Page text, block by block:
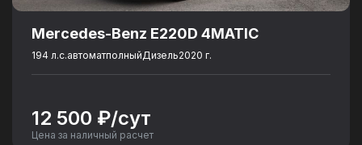
Mercedes-Benz E220D 4MATIC
194 л.с.автоматполныйДизель2020 г.
12 500 ₽/сут
Цена за наличный расчет